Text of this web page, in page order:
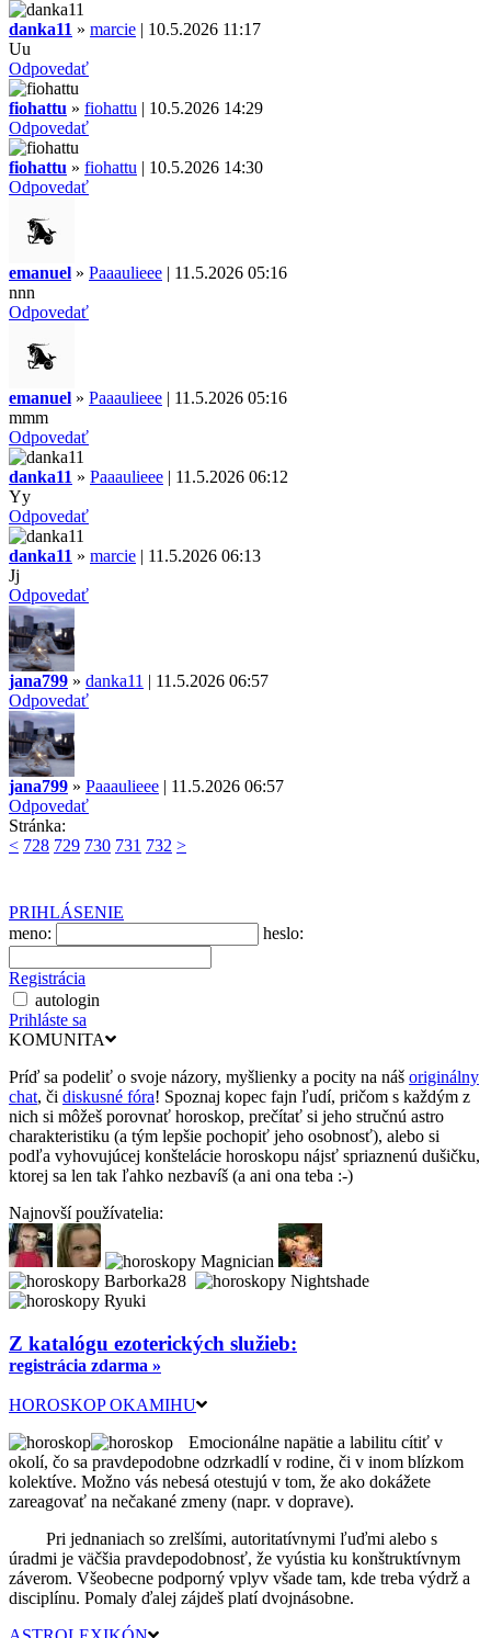
danka11 » marcie | 10.5.2026 11:17
Uu
Odpovedať
fiohattu » fiohattu | 10.5.2026 14:29
Odpovedať
fiohattu » fiohattu | 10.5.2026 14:30
Odpovedať
emanuel » Paaaulieee | 11.5.2026 05:16
nnn
Odpovedať
emanuel » Paaaulieee | 11.5.2026 05:16
mmm
Odpovedať
danka11 » Paaaulieee | 11.5.2026 06:12
Yy
Odpovedať
danka11 » marcie | 11.5.2026 06:13
Jj
Odpovedať
jana799 » danka11 | 11.5.2026 06:57
Odpovedať
jana799 » Paaaulieee | 11.5.2026 06:57
Odpovedať
Stránka:
< 728 729 730 731 732 >
PRIHLÁSENIE
meno:
heslo:
Registrácia
autologin
Prihláste sa
KOMUNITA
Príď sa podeliť o svoje názory, myšlienky a pocity na náš originálny
chat, či diskusné fóra! Spoznaj kopec fajn ľudí, pričom s každým z
nich si môžeš porovnať horoskop, prečítať si jeho stručnú astro
charakteristiku (a tým lepšie pochopiť jeho osobnosť), alebo si
podľa vyhovujúcej konštelácie horoskopu nájsť spriaznenú dušičku,
ktorej sa len tak ľahko nezbavíš (a ani ona teba :-)
Najnovší používatelia:
Z katalógu ezoterických služieb:
HOROSKOP OKAMIHU
Emocionálne napätie a labilitu cítiť v
okolí, čo sa pravdepodobne odzrkadlí v rodine, či v inom blízkom
kolektíve. Možno vás nebesá otestujú v tom, že ako dokážete
zareagovať na nečakané zmeny (napr. v doprave).
Pri jednaniach so zrelšími, autoritatívnymi ľuďmi alebo s
úradmi je väčšia pravdepodobnosť, že vyústia ku konštruktívnym
záverom. Všeobecne podporný vplyv všade tam, kde treba výdrž a
disciplínu. Pomaly ďalej zájdeš platí dvojnásobne.